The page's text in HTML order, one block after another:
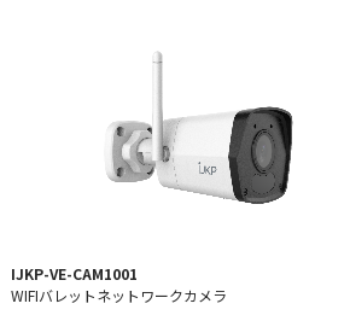
IJKP-VE-CAM1001
WIFIバレットネットワークカメラ